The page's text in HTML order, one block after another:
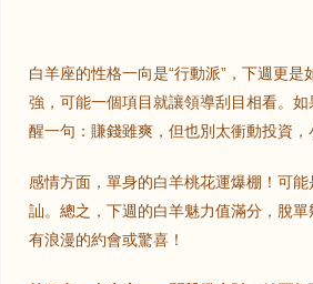
白羊座的性格一向是“行動派”，下週更
強，可能一個項目就讓領導刮目相看。
醒一句：賺錢雖爽，但也別太衝動投資，
感情方面，單身的白羊桃花運爆棚！可
訕。總之，下週的白羊魅力值滿分，脫
有浪漫的約會或驚喜！